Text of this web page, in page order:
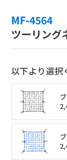
ツーリング
MF-4564
ツーリン
以下より選択